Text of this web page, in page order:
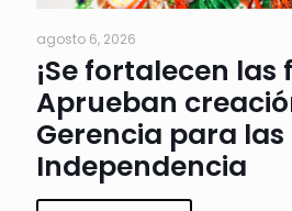
agosto 6, 2026
¡Se fortalecen las
Aprueban
Gerencia para las
Independencia